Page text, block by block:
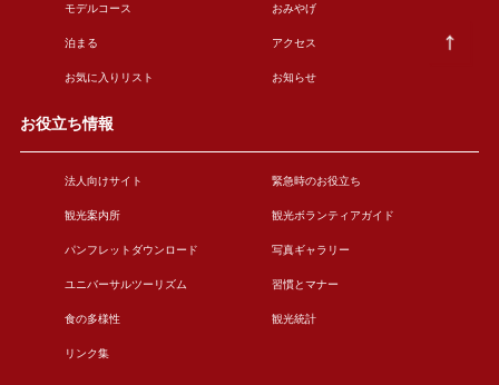
モデルコース おみやげ
泊まる アクセス
お気に入りリスト お知らせ
お役立ち情報
法人向けサイト 緊急時のお役立ち
観光案内所 観光ボランティアガイド
パンフレットダウンロード 写真ギャラリー
ユニバーサルツーリズム 習慣とマナー
食の多様性 観光統計
リンク集